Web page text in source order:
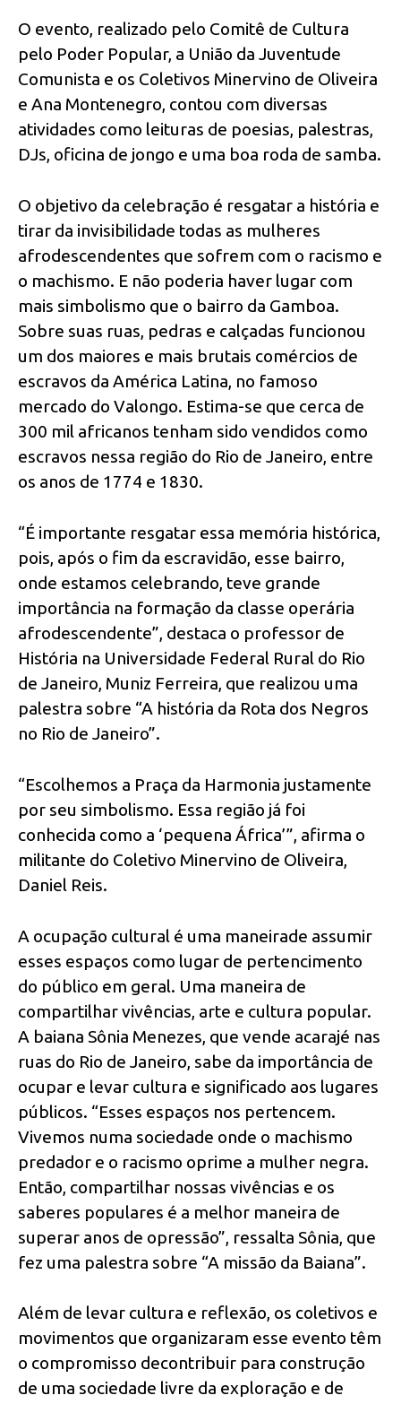
O evento, realizado pelo Comitê de Cultura
pelo Poder Popular, a União da Juventude
Comunista e os Coletivos Minervino de Oliveira
e Ana Montenegro, contou com diversas
atividades como leituras de poesias, palestras,
DJs, oficina de jongo e uma boa roda de samba.
O objetivo da celebração é resgatar a história e
tirar da invisibilidade todas as mulheres
afrodescendentes que sofrem com o racismo e
o machismo. E não poderia haver lugar com
mais simbolismo que o bairro da Gamboa.
Sobre suas ruas, pedras e calçadas funcionou
um dos maiores e mais brutais comércios de
escravos da América Latina, no famoso
mercado do Valongo. Estima-se que cerca de
300 mil africanos tenham sido vendidos como
escravos nessa região do Rio de Janeiro, entre
os anos de 1774 e 1830.
“É importante resgatar essa memória histórica,
pois, após o fim da escravidão, esse bairro,
onde estamos celebrando, teve grande
importância na formação da classe operária
afrodescendente”, destaca o professor de
História na Universidade Federal Rural do Rio
de Janeiro, Muniz Ferreira, que realizou uma
palestra sobre “A história da Rota dos Negros
no Rio de Janeiro”.
“Escolhemos a Praça da Harmonia justamente
por seu simbolismo. Essa região já foi
conhecida como a ‘pequena África’”, afirma o
militante do Coletivo Minervino de Oliveira,
Daniel Reis.
A ocupação cultural é uma maneirade assumir
esses espaços como lugar de pertencimento
do público em geral. Uma maneira de
compartilhar vivências, arte e cultura popular.
A baiana Sônia Menezes, que vende acarajé nas
ruas do Rio de Janeiro, sabe da importância de
ocupar e levar cultura e significado aos lugares
públicos. “Esses espaços nos pertencem.
Vivemos numa sociedade onde o machismo
predador e o racismo oprime a mulher negra.
Então, compartilhar nossas vivências e os
saberes populares é a melhor maneira de
superar anos de opressão”, ressalta Sônia, que
fez uma palestra sobre “A missão da Baiana”.
Além de levar cultura e reflexão, os coletivos e
movimentos que organizaram esse evento têm
o compromisso decontribuir para construção
de uma sociedade livre da exploração e de